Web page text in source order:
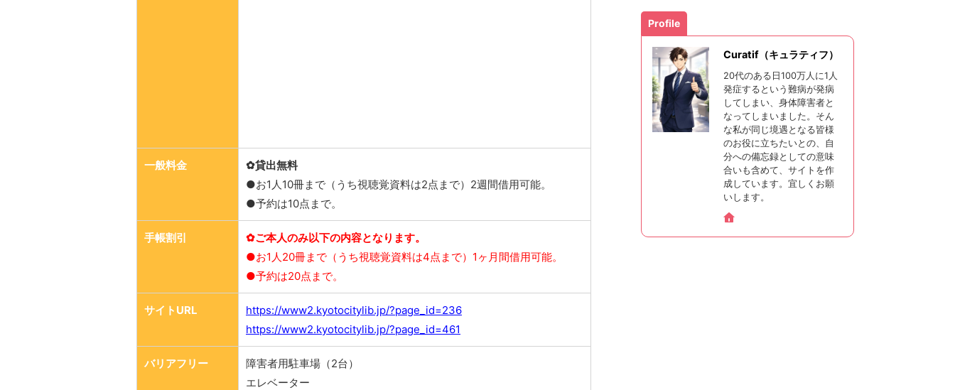
一般料金
✿貸出無料
●お1人10冊まで（うち視聴覚資料は2点まで）2週間借用可能。
●予約は10点まで。
手帳割引
✿ご本人のみ以下の内容となります。
●お1人20冊まで（うち視聴覚資料は4点まで）1ヶ月間借用可能。
●予約は20点まで。
サイトURL
https://www2.kyotocitylib.jp/?page_id=236
https://www2.kyotocitylib.jp/?page_id=461
バリアフリー
障害者用駐車場（2台）
エレベーター
Profile
Curatif（キュラティフ）
20代のある日100万人に1人
発症するという難病が発病
してしまい、身体障害者と
なってしまいました。そん
な私が同じ境遇となる皆様
のお役に立ちたいとの、自
分への備忘録としての意味
合いも含めて、サイトを作
成しています。宜しくお願
いします。